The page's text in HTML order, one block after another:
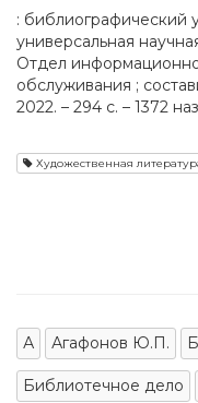
: библиографический
универсальная
Отдел
обслуживания ;
2022. – 294 с. – 1372
Художественная
А Агафонов Ю.П.
Библиотечное дело